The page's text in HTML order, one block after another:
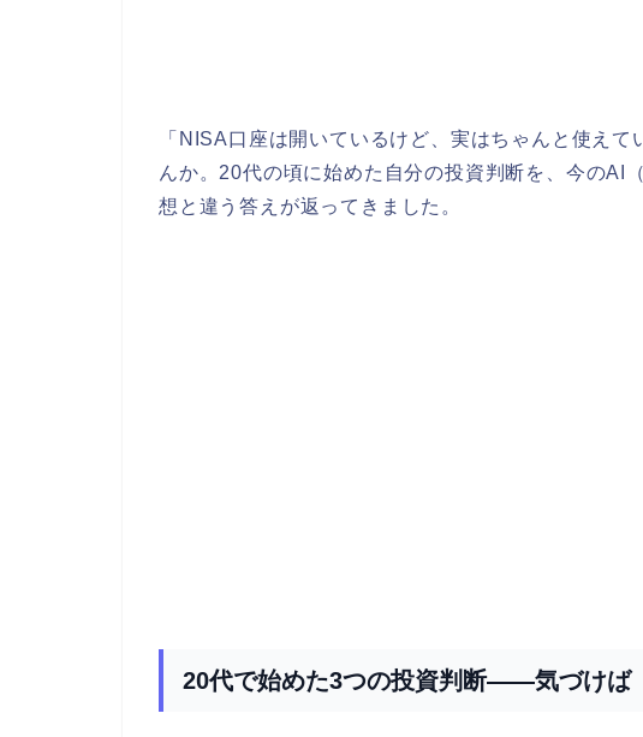
「NISA口座は開いているけど、実はちゃんと使え
んか。20代の頃に始めた自分の投資判断を、今のAI
想と違う答えが返ってきました。
20代で始めた3つの投資判断——気づけば